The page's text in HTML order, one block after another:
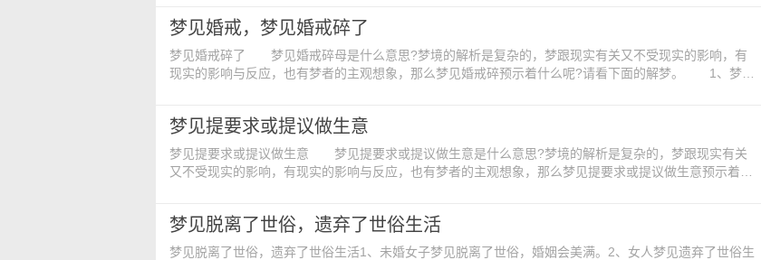
梦见婚戒，梦见婚戒碎了
梦见婚戒碎了 梦见婚戒碎母是什么意思?梦境的解析是复杂的，梦跟现实有关又不受现实的影响，有
现实的影响与反应，也有梦者的主观想象，那么梦见婚戒碎预示着什么呢?请看下面的解梦。 1、梦见
梦见提要求或提议做生意
梦见提要求或提议做生意 梦见提要求或提议做生意是什么意思?梦境的解析是复杂的，梦跟现实有关
又不受现实的影响，有现实的影响与反应，也有梦者的主观想象，那么梦见提要求或提议做生意预示着什
梦见脱离了世俗，遗弃了世俗生活
梦见脱离了世俗，遗弃了世俗生活1、未婚女子梦见脱离了世俗，婚姻会美满。2、女人梦见遗弃了世俗生